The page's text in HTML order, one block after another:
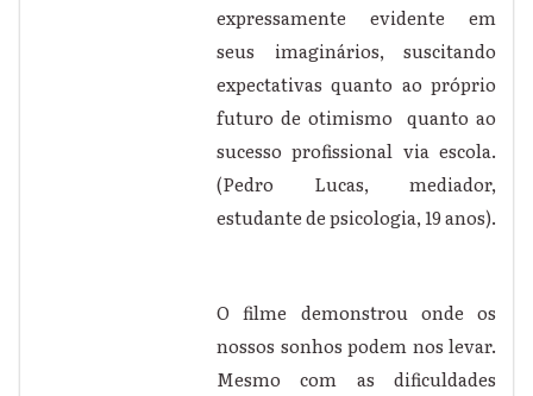
expressamente evidente em
seus imaginários, suscitando
expectativas quanto ao próprio
futuro de otimismo quanto ao
sucesso profissional via escola.
(Pedro Lucas, mediador,
estudante de psicologia, 19 anos).
O filme demonstrou onde os
nossos sonhos podem nos levar.
Mesmo com as dificuldades